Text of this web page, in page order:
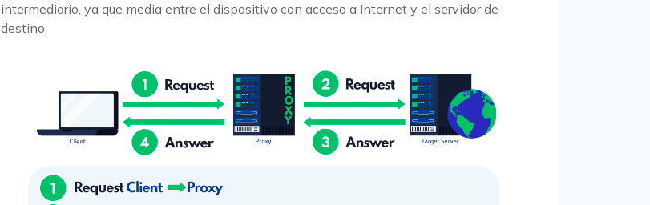
intermediario, ya que media entre el dispositivo con acceso a Internet y el servidor de
destino.